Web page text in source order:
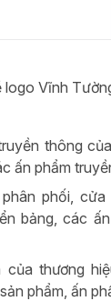
Vĩnh
thông
ấn phẩm
phối,
bảng, các
của thương
phẩm, ấn